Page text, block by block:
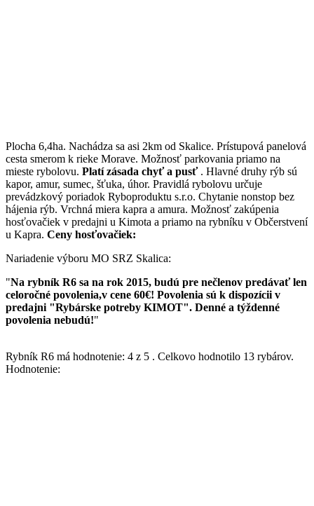
Plocha 6,4ha. Nachádza sa asi 2km od Skalice. Prístupová panelová
cesta smerom k rieke Morave. Možnosť parkovania priamo na
mieste rybolovu. Platí zásada chyť a pusť . Hlavné druhy rýb sú
kapor, amur, sumec, šťuka, úhor. Pravidlá rybolovu určuje
prevádzkový poriadok Ryboproduktu s.r.o. Chytanie nonstop bez
hájenia rýb. Vrchná miera kapra a amura. Možnosť zakúpenia
hosťovačiek v predajni u Kimota a priamo na rybníku v Občerstvení
u Kapra. Ceny hosťovačiek:
Nariadenie výboru MO SRZ Skalica:
"Na rybník R6 sa na rok 2015, budú pre nečlenov predávať len
celoročné povolenia,v cene 60€! Povolenia sú k dispozícii v
predajni "Rybárske potreby KIMOT". Denné a týždenné
povolenia nebudú!"
Rybník R6 má hodnotenie: 4 z 5 . Celkovo hodnotilo 13 rybárov.
Hodnotenie: